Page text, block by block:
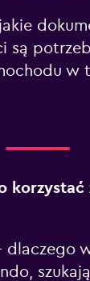
są
w
korzystać
dlaczego